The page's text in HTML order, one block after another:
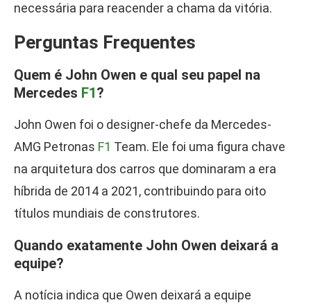
necessária para reacender a chama da vitória.
Perguntas Frequentes
Quem é John Owen e qual seu papel na
Mercedes F1?
John Owen foi o designer-chefe da Mercedes-
AMG Petronas F1 Team. Ele foi uma figura chave
na arquitetura dos carros que dominaram a era
híbrida de 2014 a 2021, contribuindo para oito
títulos mundiais de construtores.
Quando exatamente John Owen deixará a
equipe?
A notícia indica que Owen deixará a equipe